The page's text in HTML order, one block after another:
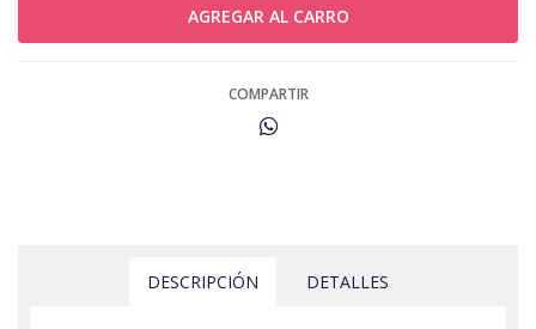
COMPARTIR
DESCRIPCIÓN DETALLES